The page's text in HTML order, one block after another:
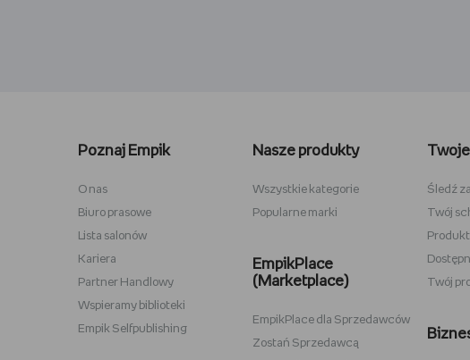
Karta podarunkowa Steam
Lampki do czytania
Antyramy
Tablety dla dzieci
Zestawy do
Poznaj Empik
O nas
Biuro prasowe
Lista salonów
Kariera
Partner Handlowy
Wspieramy biblioteki
Empik Selfpublishing
Nasze produkty
Wszystkie kategorie
Popularne marki
EmpikPlace
(Marketplace)
EmpikPlace dla Sprzedawców
Zostań Sprzedawcą
Śledź
Twój
Twój